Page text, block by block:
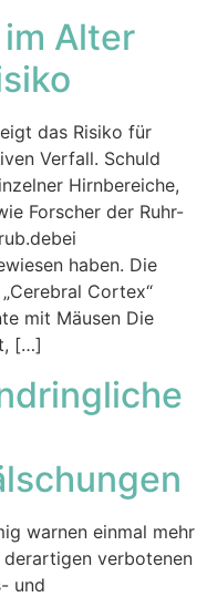
Alter
das Risiko für
Verfall. Schuld
Hirnbereiche,
Forscher der Ruhr-
haben. Die
Cortex“
mit Mäusen Die
[…]
warnen einmal mehr
verbotenen
und